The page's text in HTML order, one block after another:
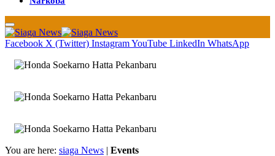
Facebook X (Twitter) InstagramYouTube LinkedIn WhatsApp
You are here: siaga News | Events